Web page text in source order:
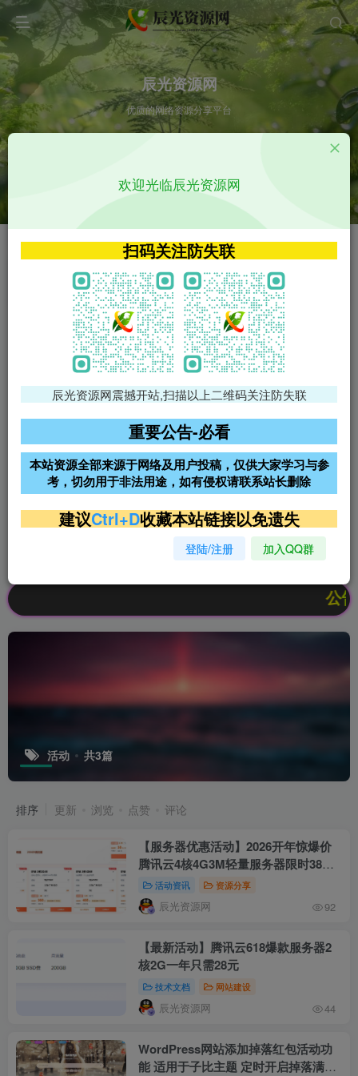
辰光资源网
优质的网络资源分享平台
VIP特权介绍 APP源码
VIP特权介绍
火
VIP特权介绍
影视源码
影视源码
免费领支付宝红包
腾讯轻量4核4G3M服务器38元/
阿里云2核2G200M服务器68元/
年
雨云高防免备案服务器
超低价文字广告位招租 超低价文字广告位招租
超低价文字广告位招租
公告
活动 共3篇
排序 更新 浏览 点赞 评论
【服务器优惠活动】2026开年惊爆价
腾讯云4核4G3M轻量服务器限时38元/
年 活动资讯 资源分享
辰光资源网 92
【最新活动】腾讯云618爆款服务器2
核2G一年只需28元
技术文档 网站建设
辰光资源网 44
WordPress网站添加掉落红包活动功
能 适用于子比主题 定时开启掉落满屏
欢迎光临辰光资源网
扫码关注防失联
辰光资源网震撼开站,扫描以上二维码关注防失联
重要公告-必看
本站资源全部来源于网络及用户投稿，仅供大家学习与参
考，切勿用于非法用途，如有侵权请联系站长删除
建议Ctrl+D收藏本站链接以免遗失
登陆/注册 加入QQ群